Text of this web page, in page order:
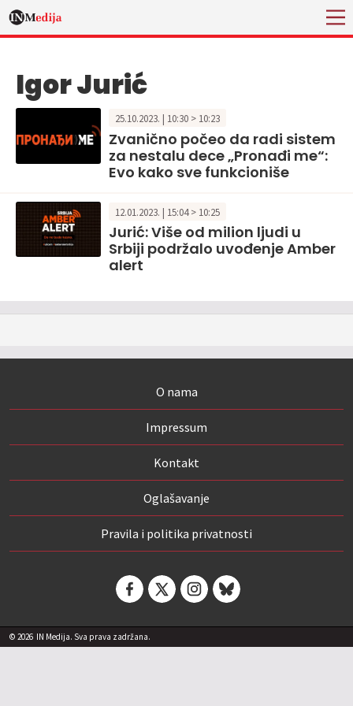
Igor Jurić
25.10.2023. | 10:30 > 10:23
Zvanično počeo da radi sistem
za nestalu dece „Pronađi me“:
Evo kako sve funkcioniše
12.01.2023. | 15:04 > 10:25
Jurić: Više od milion ljudi u
Srbiji podržalo uvođenje Amber
alert
O nama
Impressum
Kontakt
Oglašavanje
Pravila i politika privatnosti
© 2026 IN Medija. Sva prava zadržana.